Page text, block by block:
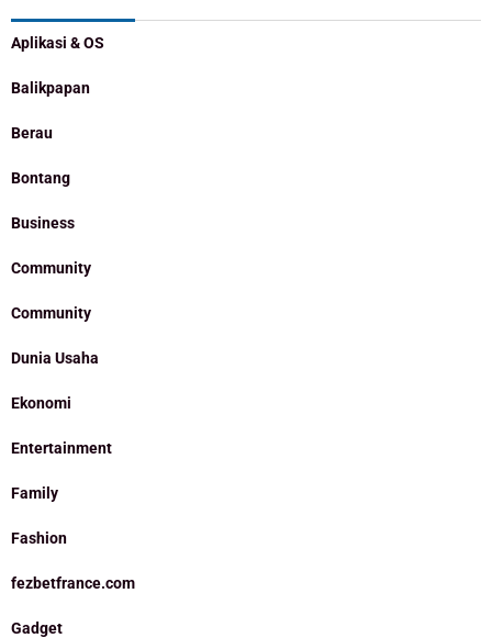
Aplikasi & OS
Balikpapan
Berau
Bontang
Business
Community
Community
Dunia Usaha
Ekonomi
Entertainment
Family
Fashion
fezbetfrance.com
Gadget